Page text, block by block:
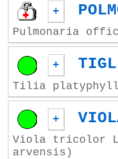
+
Pulmonaria
+
Tilia
+
Viola tricolor
arvensis)